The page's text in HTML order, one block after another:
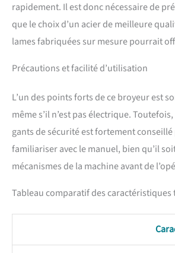
rapidement. Il est donc nécessaire de
que le choix d’un acier de meilleure
lames fabriquées sur mesure pourrait
Précautions et facilité d’utilisation
L’un des points forts de ce broyeur est
même s’il n’est pas électrique.
gants de sécurité est fortement
familiariser avec le manuel, bien qu’il
mécanismes de la machine avant de
Tableau comparatif des caractéristiques